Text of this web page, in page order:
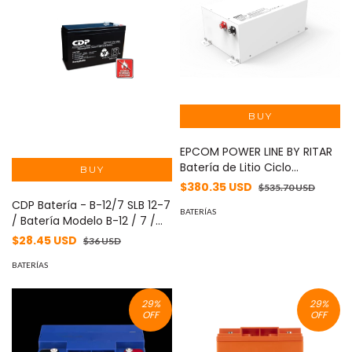
CDP Batería - B-12/7 SLB 12-7
/ Batería Modelo B-12 / 7 /
12V a 7A / Libre de
instalación / Compatible
$28.45 USD $36 USD
BATERÍAS
EPCOM POWER LINE BY RITAR
Batería de Litio Ciclo
Profundo, 12.8 Vcc 200Ah
Solar, Máximo 100 A de
$380.35 USD $535.70 USD
BATERÍAS
29%
OFF
29%
OFF